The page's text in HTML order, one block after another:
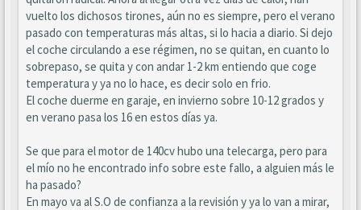
vuelto los dichosos tirones, aún no es siempre, pero el verano
pasado con temperaturas más altas, si lo hacia a diario. Si dejo
el coche circulando a ese régimen, no se quitan, en cuanto lo
sobrepaso, se quita y con andar 1-2 km entiendo que coge
temperatura y ya no lo hace, es decir solo en frio.
El coche duerme en garaje, en invierno sobre 10-12 grados y
en verano pasa los 16 en estos días ya.
Se que para el motor de 140cv hubo una telecarga, pero para
el mío no he encontrado info sobre este fallo, a alguien más le
ha pasado?
En mayo va al S.O de confianza a la revisión y ya lo van a mirar,